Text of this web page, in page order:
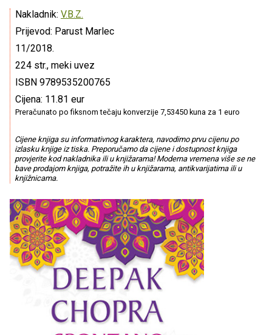
Nakladnik: V.B.Z.
Prijevod: Parust Marlec
11/2018.
224 str., meki uvez
ISBN 9789535200765
Cijena: 11.81 eur
Preračunato po fiksnom tečaju konverzije 7,53450 kuna za 1 euro
Cijene knjiga su informativnog karaktera, navodimo prvu cijenu po
izlasku knjige iz tiska. Preporučamo da cijene i dostupnost knjiga
provjerite kod nakladnika ili u knjižarama! Moderna vremena više se ne
bave prodajom knjiga, potražite ih u knjižarama, antikvarijatima ili u
knjižnicama.